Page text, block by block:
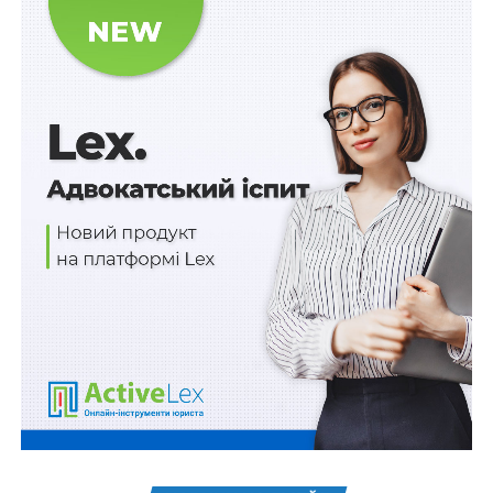
бойових дій, активних бойових дій, в тому числі на
яких функціонують державні електронні інформаційні
ресурси, для яких не визначена дата завершення
бойових дій, тимчасово окупованих територіях, для
яких не визначена дата завершення тимчасової
окупації, відповідно до
переліку територій, на яких
ведуться (велися) бойові дії або тимчасово
окупованих російською федерацією, затвердженого
Мінрозвитку.
Також зверніть увагуна
Правові позиції Верховного
Суду щодо кримінальних правопорушень, пов’язаних
Воєнний стан. Всі нормативні
матеріали, алгоритми дій, роз’яснення, корисні
ресурси.